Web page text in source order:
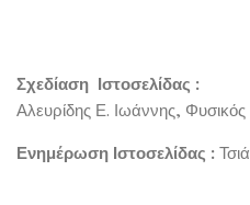
Σχεδίαση Ιστοσελίδας :
Αλευρίδης Ε. Ιωάννης, Φυσικός
Ενημέρωση Ιστοσελίδας :